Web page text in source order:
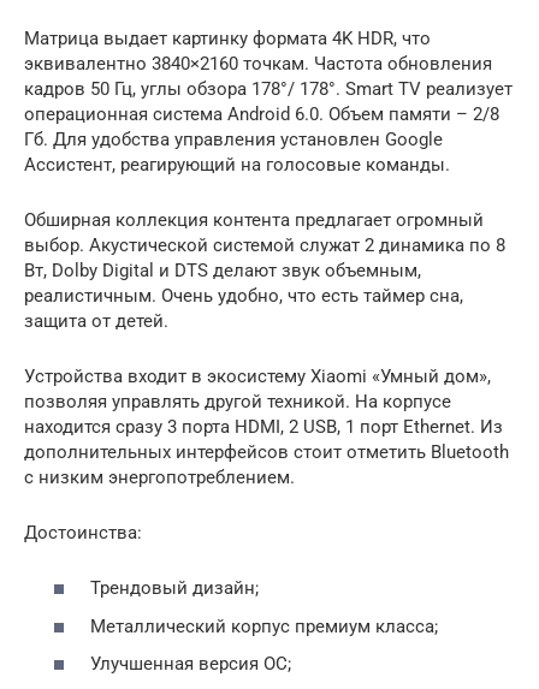
Матрица выдает картинку формата 4K HDR, что
эквивалентно 3840×2160 точкам. Частота обновления
кадров 50 Гц, углы обзора 178°/ 178°. Smart TV реализует
операционная система Android 6.0. Объем памяти – 2/8
Гб. Для удобства управления установлен Google
Ассистент, реагирующий на голосовые команды.
Обширная коллекция контента предлагает огромный
выбор. Акустической системой служат 2 динамика по 8
Вт, Dolby Digital и DTS делают звук объемным,
реалистичным. Очень удобно, что есть таймер сна,
защита от детей.
Устройства входит в экосистему Xiaomi «Умный дом»,
позволяя управлять другой техникой. На корпусе
находится сразу 3 порта HDMI, 2 USB, 1 порт Ethernet. Из
дополнительных интерфейсов стоит отметить Bluetooth
с низким энергопотреблением.
Достоинства:
Трендовый дизайн;
Металлический корпус премиум класса;
Улучшенная версия ОС;